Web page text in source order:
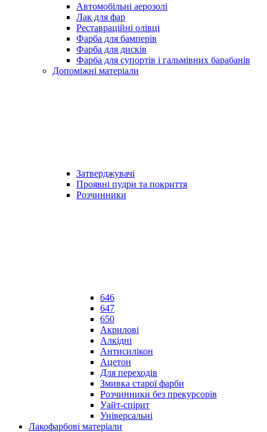
Автомобільні аерозолі
Лак для фар
Реставраційні олівці
Фарба для бамперів
Фарба для дисків
Фарба для супортів і гальмівних барабанів
Допоміжні матеріали
Затверджувачі
Проявні пудри та покриття
Розчинники
646
647
650
Акрилові
Алкідні
Антисилікон
Ацетон
Для переходів
Змивка старої фарби
Розчинники без прекурсорів
Уайт-спірит
Універсальні
Лакофарбові матеріали